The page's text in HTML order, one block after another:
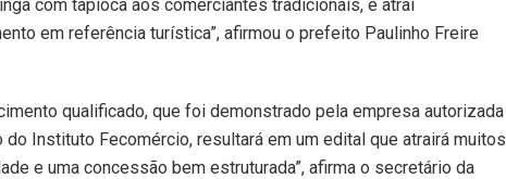
com tapioca aos comerciantes tradicionais, e atrai
em referência turística”, afirmou o prefeito Paulinho Freire
qualificado, que foi demonstrado pela empresa autorizada
Instituto Fecomércio, resultará em um edital que atrairá muitos
e uma concessão bem estruturada”, afirma o secretário da